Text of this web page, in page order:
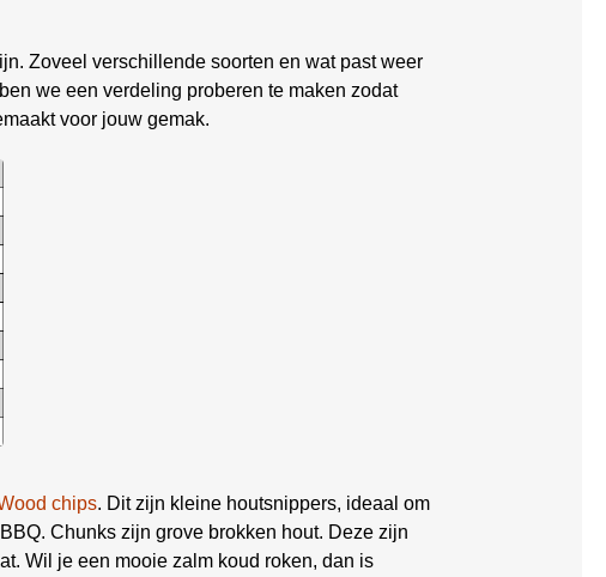
Zoveel verschillende soorten en wat past weer
we een verdeling proberen te maken zodat
voor jouw gemak.
chips. Dit zijn kleine houtsnippers, ideaal om
Chunks zijn grove brokken hout. Deze zijn
Wil je een mooie zalm koud roken, dan is